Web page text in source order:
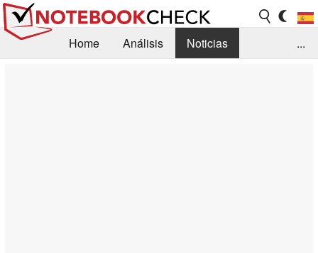
Home Análisis
Noticias
...